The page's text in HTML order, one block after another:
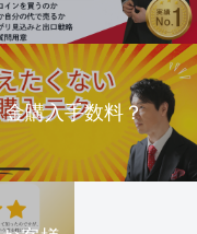
金購入手数料？